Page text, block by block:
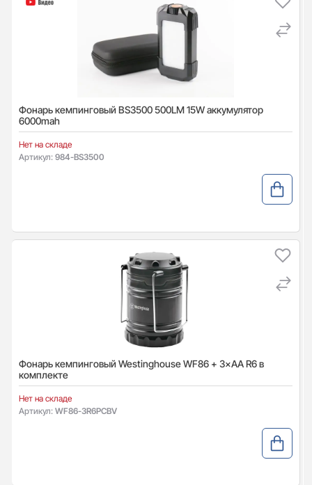
Фонарь кемпинговый BS3500 500LM 15W аккумулятор
6000mah
Нет на складе
Артикул: 984-BS3500
Фонарь кемпинговый Westinghouse WF86 + 3×AA R6 в
комплекте
Нет на складе
Артикул: WF86-3R6PCBV